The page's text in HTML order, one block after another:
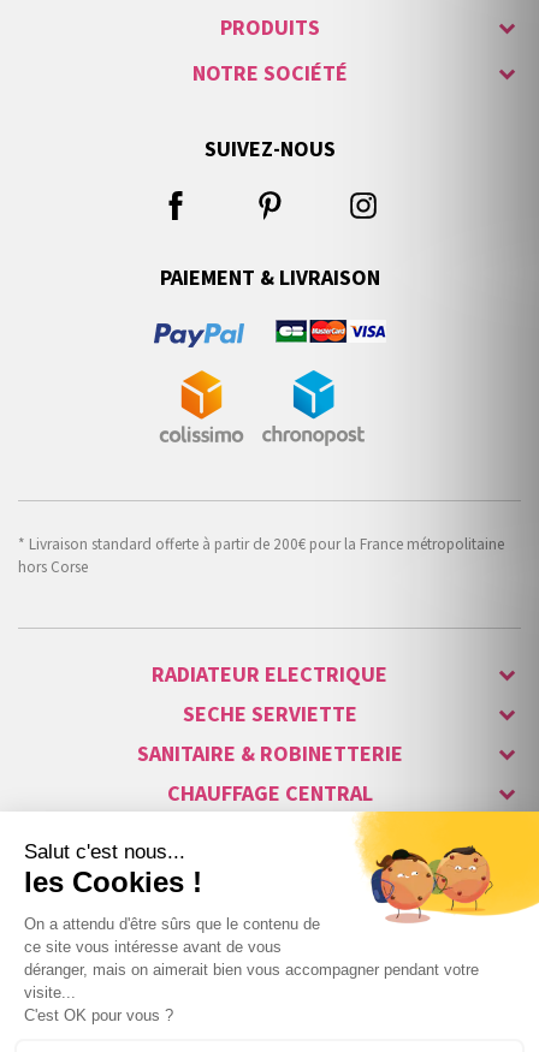
PRODUITS
NOTRE SOCIÉTÉ
SUIVEZ-NOUS
PAIEMENT & LIVRAISON
* Livraison standard offerte à partir de 200€ pour la France métropolitaine
hors Corse
RADIATEUR ELECTRIQUE
SECHE SERVIETTE
SANITAIRE & ROBINETTERIE
CHAUFFAGE CENTRAL
ALARME & SÉCURITÉ
MAISON CONNECTÉE
VISIOPHONE & INTERPHONE
LUMINAIRES & ECLAIRAGE